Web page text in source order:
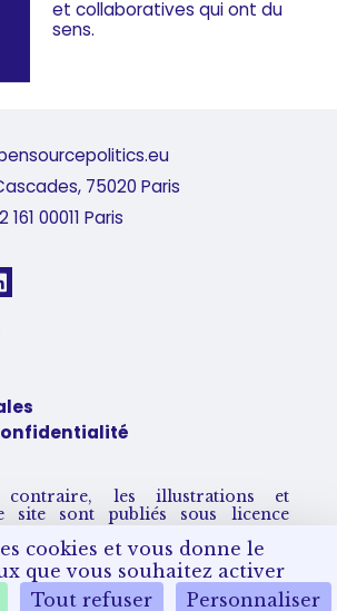
et collaboratives qui ont du
sens.
75020 Paris
161 00011 Paris
contraire, les illustrations et
site sont publiés sous licence
CC BY-SA 4.0.
et adapter sous condition
et partager vos remix sous les
de licence.
cookies et vous donne le
que vous souhaitez activer
Tout refuser Personnaliser